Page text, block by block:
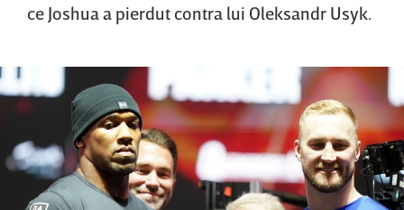
ce Joshua a pierdut contra lui Oleksandr Usyk.